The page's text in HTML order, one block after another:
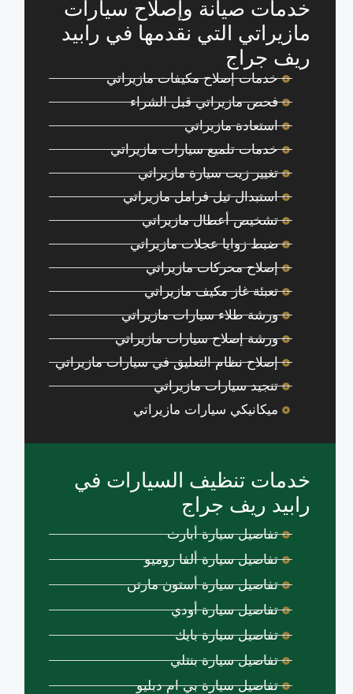
خدمات صيانة وإصلاح سيارات
مازيراتي التي نقدمها في رابيد
ريف جراج
خدمات إصلاح مكيفات مازيراتي
فحص مازيراتي قبل الشراء
استعادة مازيراتي
خدمات تلميع سيارات مازيراتي
تغيير زيت سيارة مازيراتي
استبدال تيل فرامل مازيراتي
تشخيص أعطال مازيراتي
ضبط زوايا عجلات مازيراتي
إصلاح محركات مازيراتي
تعبئة غاز مكيف مازيراتي
ورشة طلاء سيارات مازيراتي
ورشة إصلاح سيارات مازيراتي
إصلاح نظام التعليق في سيارات مازيراتي
تنجيد سيارات مازيراتي
ميكانيكي سيارات مازيراتي
خدمات تنظيف السيارات في
رابيد ريف جراج
تفاصيل سيارة أبارث
تفاصيل سيارة ألفا روميو
تفاصيل سيارة أستون مارتن
تفاصيل سيارة أودي
تفاصيل سيارة بايك
تفاصيل سيارة بنتلي
تفاصيل سيارة بي ام دبليو